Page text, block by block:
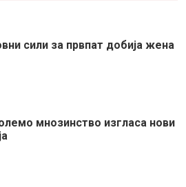
сили за првпат добија жена
мнозинство изгласа нови